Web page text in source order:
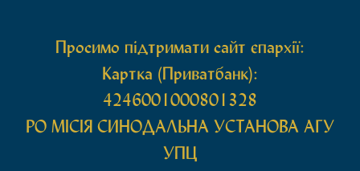
Просимо підтримати сайт єпархії:
Картка (Приватбанк):
4246001000801328
РО МIСIЯ СИНОДАЛЬНА УСТАНОВА АГУ
УПЦ